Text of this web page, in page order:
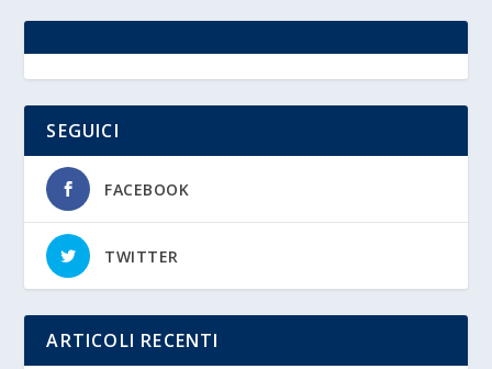
SEGUICI
FACEBOOK
TWITTER
ARTICOLI RECENTI